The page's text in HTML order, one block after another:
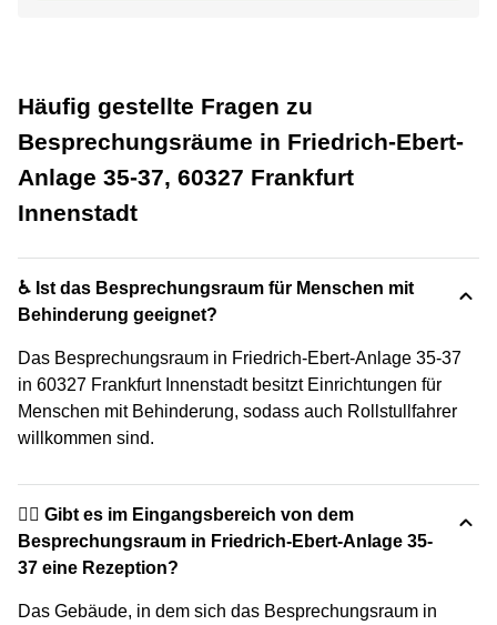
Häufig gestellte Fragen zu
Besprechungsräume in Friedrich-Ebert-
Anlage 35-37, 60327 Frankfurt
Innenstadt
♿ Ist das Besprechungsraum für Menschen mit
Behinderung geeignet?
Das Besprechungsraum in Friedrich-Ebert-Anlage 35-37
in 60327 Frankfurt Innenstadt besitzt Einrichtungen für
Menschen mit Behinderung, sodass auch Rollstullfahrer
willkommen sind.
🙋‍♀️ Gibt es im Eingangsbereich von dem
Besprechungsraum in Friedrich-Ebert-Anlage 35-
37 eine Rezeption?
Das Gebäude, in dem sich das Besprechungsraum in